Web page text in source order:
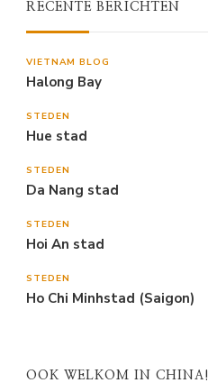
RECENTE BERICHTEN
VIETNAM BLOG
Halong Bay
STEDEN
Hue stad
STEDEN
Da Nang stad
STEDEN
Hoi An stad
STEDEN
Ho Chi Minhstad (Saigon)
OOK WELKOM IN CHINA!